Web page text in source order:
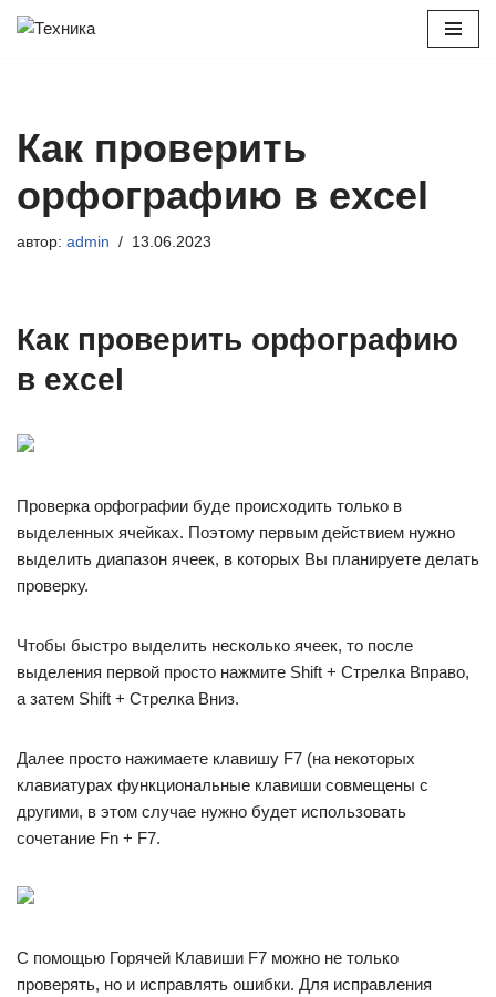
Как проверить
орфографию в excel
автор: admin 13.06.2023
Как проверить орфографию
в excel
Проверка орфографии буде происходить только в
выделенных ячейках. Поэтому первым действием нужно
выделить диапазон ячеек, в которых Вы планируете делать
проверку.
Чтобы быстро выделить несколько ячеек, то после
выделения первой просто нажмите Shift + Стрелка Вправо,
а затем Shift + Стрелка Вниз.
Далее просто нажимаете клавишу F7 (на некоторых
клавиатурах функциональные клавиши совмещены с
другими, в этом случае нужно будет использовать
сочетание Fn + F7.
С помощью Горячей Клавиши F7 можно не только
проверять, но и исправлять ошибки. Для исправления